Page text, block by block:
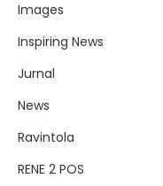
Images
Inspiring News
Jurnal
News
Ravintola
RENE 2 POS